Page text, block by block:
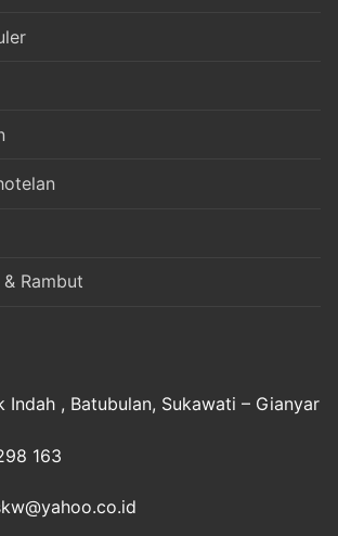
Rambut
Indah , Batubulan, Sukawati – Gianyar
163